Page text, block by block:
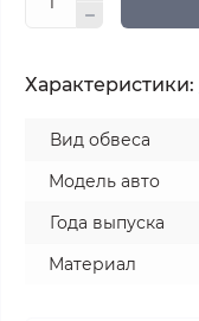
Характеристики:
Вид обвеса
Модель авто
Года выпуска
Материал